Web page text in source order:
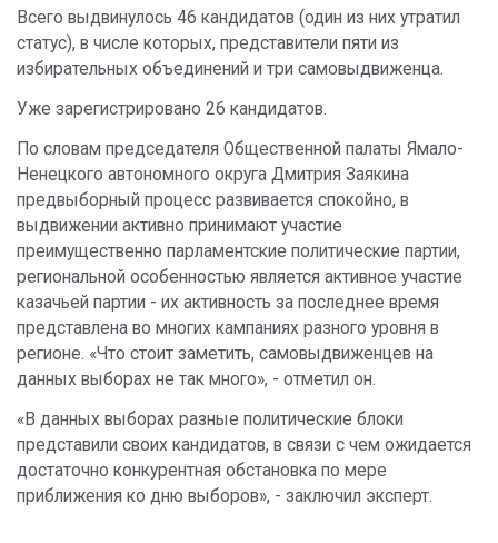
Всего выдвинулось 46 кандидатов (один из них утратил
статус), в числе которых, представители пяти из
избирательных объединений и три самовыдвиженца.
Уже зарегистрировано 26 кандидатов.
По словам председателя Общественной палаты Ямало-
Ненецкого автономного округа Дмитрия Заякина
предвыборный процесс развивается спокойно, в
выдвижении активно принимают участие
преимущественно парламентские политические партии,
региональной особенностью является активное участие
казачьей партии - их активность за последнее время
представлена во многих кампаниях разного уровня в
регионе. «Что стоит заметить, самовыдвиженцев на
данных выборах не так много», - отметил он.
«В данных выборах разные политические блоки
представили своих кандидатов, в связи с чем ожидается
достаточно конкурентная обстановка по мере
приближения ко дню выборов», - заключил эксперт.